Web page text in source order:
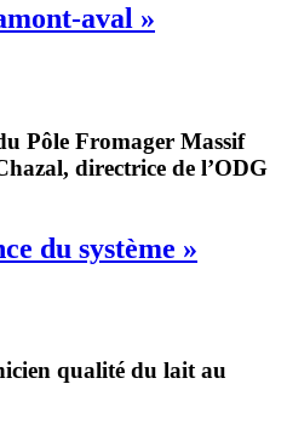
aval »
Pôle Fromager Massif
directrice de l’ODG
du système »
qualité du lait au